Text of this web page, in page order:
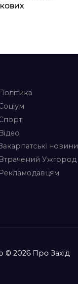
Політика
Відео
новини
Втрачений Ужгород
Рекламодавцям
© 2026 Про Захід